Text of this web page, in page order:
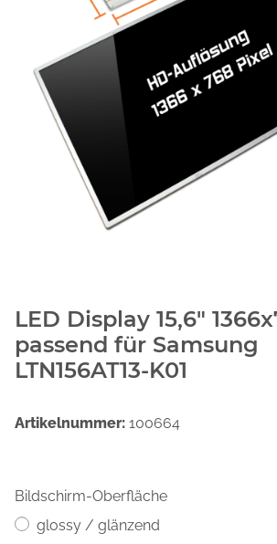
LED Display 15,6"
passend für Samsung
LTN156AT13-K01
Artikelnummer: 100664
Bildschirm-Oberfläche
glossy / glänzend